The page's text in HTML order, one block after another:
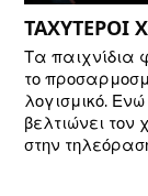
ΤΑΧΥΤΕΡΟΙ
Τα παιχνίδια
το
λογισμικό.
βελτιώνει τον
στην